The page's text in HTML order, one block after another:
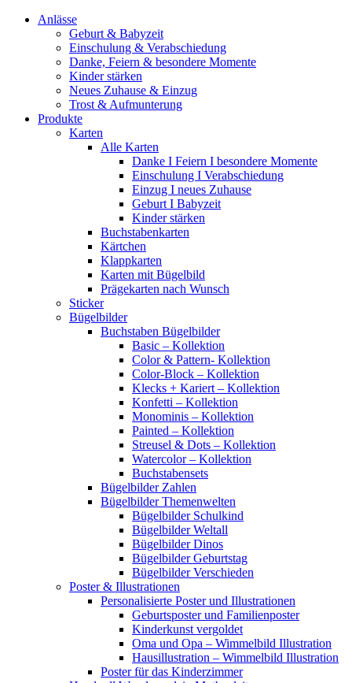
Anlässe
Geburt & Babyzeit
Einschulung & Verabschiedung
Danke, Feiern & besondere Momente
Kinder stärken
Neues Zuhause & Einzug
Trost & Aufmunterung
Produkte
Karten
Alle Karten
Danke I Feiern I besondere Momente
Einschulung I Verabschiedung
Einzug I neues Zuhause
Geburt I Babyzeit
Kinder stärken
Buchstabenkarten
Kärtchen
Klappkarten
Karten mit Bügelbild
Prägekarten nach Wunsch
Sticker
Bügelbilder
Buchstaben Bügelbilder
Basic – Kollektion
Color & Pattern- Kollektion
Color-Block – Kollektion
Klecks + Kariert – Kollektion
Konfetti – Kollektion
Monominis – Kollektion
Painted – Kollektion
Streusel & Dots – Kollektion
Watercolor – Kollektion
Buchstabensets
Bügelbilder Zahlen
Bügelbilder Themenwelten
Bügelbilder Schulkind
Bügelbilder Weltall
Bügelbilder Dinos
Bügelbilder Geburtstag
Bügelbilder Verschieden
Poster & Illustrationen
Personalisierte Poster und Illustrationen
Geburtsposter und Familienposter
Kinderkunst vergoldet
Oma und Opa – Wimmelbild Illustration
Hausillustration – Wimmelbild Illustration
Poster für das Kinderzimmer